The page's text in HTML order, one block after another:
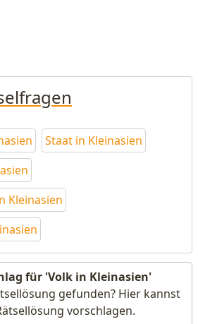
Staat in Kleinasien
Kleinasien
für 'Volk in Kleinasien'
gefunden? Hier kannst
vorschlagen.